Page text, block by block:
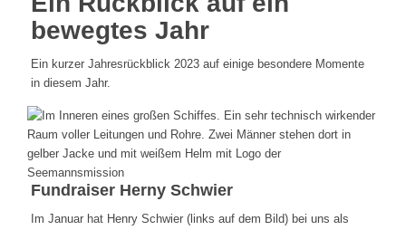
bewegtes Jahr
Ein kurzer Jahresrückblick 2023 auf einige besondere Momente
in diesem Jahr.
Fundraiser Herny Schwier
Im Januar hat Henry Schwier (links auf dem Bild) bei uns als